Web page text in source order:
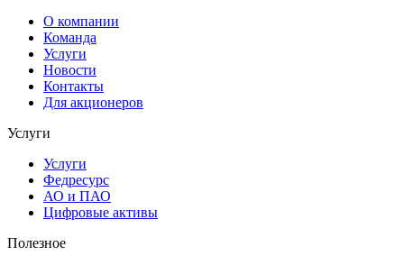
О компании
Команда
Услуги
Новости
Контакты
Для акционеров
Услуги
Услуги
Федресурс
АО и ПАО
Цифровые активы
Полезное